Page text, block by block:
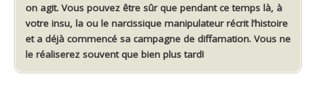
on agit. Vous pouvez être sûr que pendant ce temps là, à
votre insu, la ou le narcissique manipulateur récrit l’histoire
et a déjà commencé sa campagne de diffamation. Vous ne
le réaliserez souvent que bien plus tard!